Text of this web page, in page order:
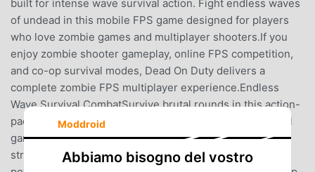
built for intense wave survival action. Fight endless waves
of undead in this mobile FPS game designed for players
who love zombie games and multiplayer shooters.If you
enjoy zombie shooter gameplay, online FPS competition,
and co-op survival modes, Dead On Duty delivers a
complete zombie FPS multiplayer experience.Endless
Wave Survival CombatSurvive brutal rounds in this action-
packed zombie shooter inspired by classic wave survival
games. Every match tests your aim, movement, and
strategy in true FPS game fashion.Earn points, unlock
Moddroid
Abbiamo bisogno del vostro